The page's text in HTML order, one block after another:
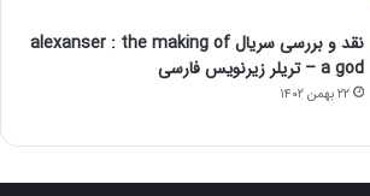
نقد و بررسی سریال alexanser : the making of
a god – تریلر زیرنویس فارسی
۲۲ بهمن ۱۴۰۲